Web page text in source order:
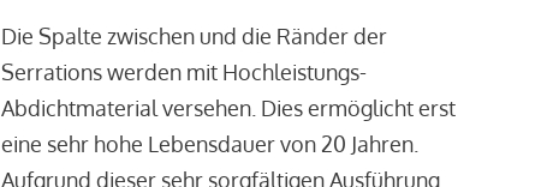
Die Spalte zwischen und die Ränder der
Serrations werden mit Hochleistungs-
Abdichtmaterial versehen. Dies ermöglicht erst
eine sehr hohe Lebensdauer von 20 Jahren.
Aufgrund dieser sehr sorgfältigen Ausführung